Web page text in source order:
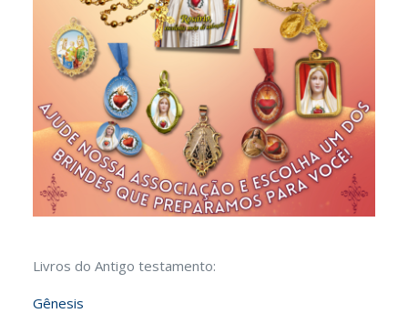
Livros do Antigo testamento:
Gênesis